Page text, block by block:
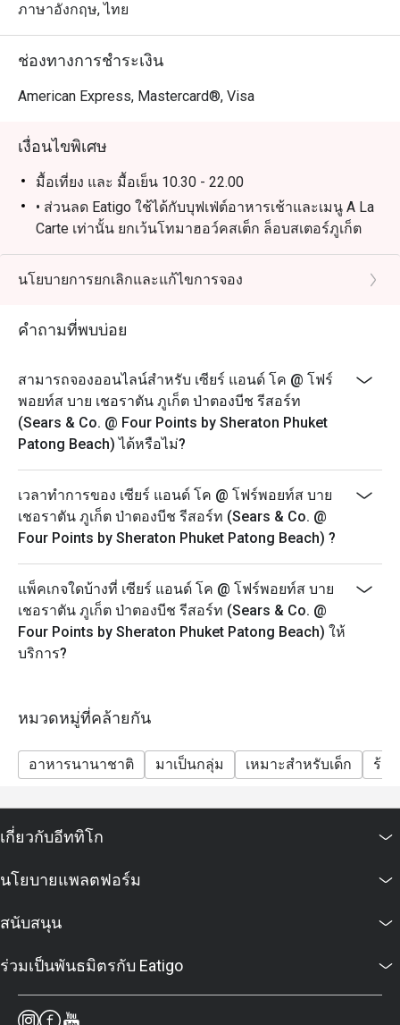
ภาษาอังกฤษ, ไทย
ช่องทางการชำระเงิน
American Express, Mastercard®, Visa
เงื่อนไขพิเศษ
มื้อเที่ยง และ มื้อเย็น 10.30 - 22.00
• ส่วนลด Eatigo ใช้ได้กับบุฟเฟ่ต์อาหารเช้าและเมนู A La
Carte เท่านั้น ยกเว้นโทมาฮอว์คสเต็ก ล็อบสเตอร์ภูเก็ต
และซีฟู้ดอันดามัน
• ส่วนลดนี้ ไม่สามารถใช้ร่วมกับอีเว้นท์พิเศษ หรือ โปรโม
นโยบายการยกเลิกและแก้ไขการจอง
คำถามที่พบบ่อย
สามารถจองออนไลน์สำหรับ เซียร์ แอนด์ โค @ โฟร์
พอยท์ส บาย เชอราตัน ภูเก็ต ป่าตองบีช รีสอร์ท
(Sears & Co. @ Four Points by Sheraton Phuket
Patong Beach) ได้หรือไม่?
เวลาทำการของ เซียร์ แอนด์ โค @ โฟร์พอยท์ส บาย
เชอราตัน ภูเก็ต ป่าตองบีช รีสอร์ท (Sears & Co. @
Four Points by Sheraton Phuket Patong Beach) ?
แพ็คเกจใดบ้างที่ เซียร์ แอนด์ โค @ โฟร์พอยท์ส บาย
เชอราตัน ภูเก็ต ป่าตองบีช รีสอร์ท (Sears & Co. @
Four Points by Sheraton Phuket Patong Beach) ให้
บริการ?
หมวดหมู่ที่คล้ายกัน
อาหารนานาชาติ มาเป็นกลุ่ม เหมาะสำหรับเด็ก ร้า
เกี่ยวกับอีททิโก
นโยบายแพลตฟอร์ม
สนับสนุน
ร่วมเป็นพันธมิตรกับ Eatigo